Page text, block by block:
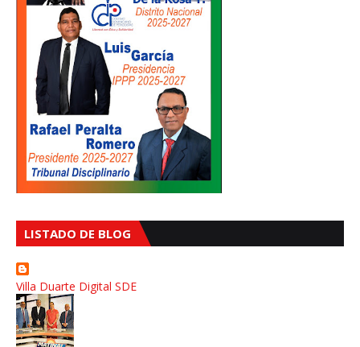
LISTADO DE BLOG
Villa Duarte Digital SDE